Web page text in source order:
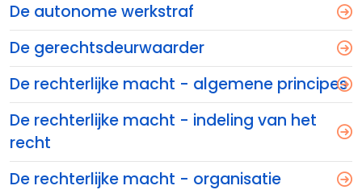
De autonome werkstraf
De gerechtsdeurwaarder
De rechterlijke macht - algemene principes
De rechterlijke macht - indeling van het
recht
De rechterlijke macht - organisatie